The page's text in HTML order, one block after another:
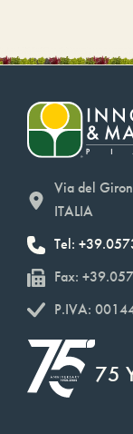
Via del
ITALIA
Tel:
Fax:
P.IVA:
75